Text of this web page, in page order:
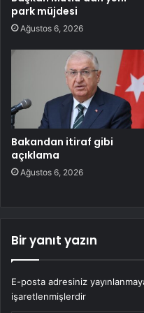
park müjdesi
Ağustos 6, 2026
Bakandan itiraf gibi
açıklama
Ağustos 6, 2026
Bir yanıt yazın
E-posta adresiniz
işaretlenmişlerdir